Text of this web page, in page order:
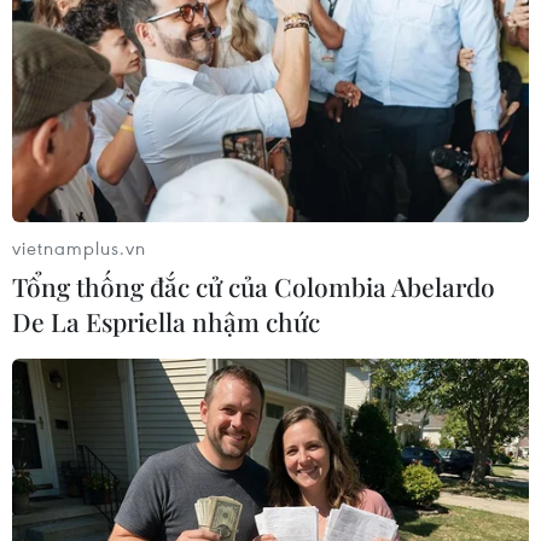
03/06/2017 01:42
Nhiệm vụ của Tổ công tác là thẩm định, đánh giá, xác
định rõ chất lượng, nguồn gốc sản phẩm và tính năng
hoạt động của vỏ tàu, máy tàu và các thiết bị được thi
công.
vietnamplus.vn
Tổng thống đắc cử của Colombia Abelardo
De La Espriella nhậm chức